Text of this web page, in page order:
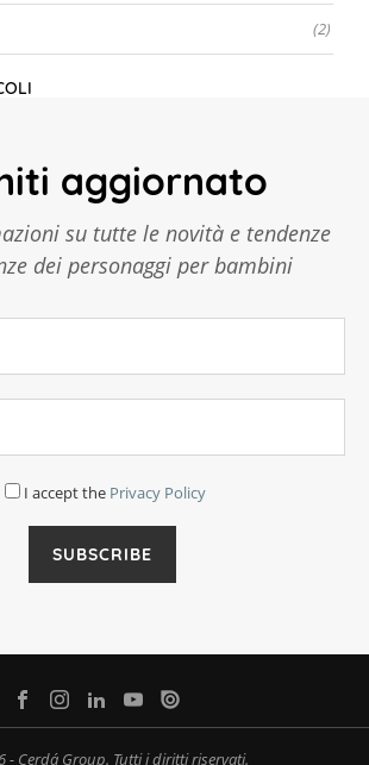
(2)
aggiornato
su tutte le novità e tendenze
dei personaggi per bambini
I accept the Privacy Policy
- Cerdá Group. Tutti i diritti riservati.